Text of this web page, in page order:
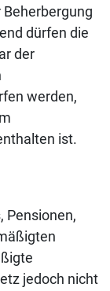
dürfen die
der
werden,
ist.
Pensionen,
jedoch nicht